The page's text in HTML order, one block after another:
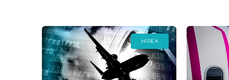
munkát
HÍREK